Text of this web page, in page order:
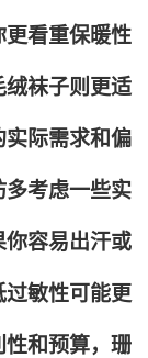
看重保暖性
绒袜子则更适
际需求和偏
考虑一些实
你容易出汗或
敏性可能更
和预算，珊